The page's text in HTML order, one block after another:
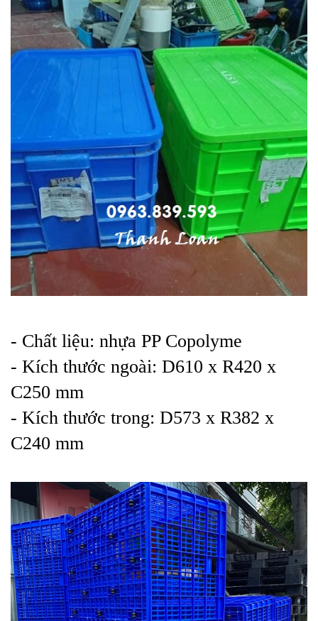
- Chất liệu: nhựa PP Copolyme
- Kích thước ngoài: D610 x R420 x
C250 mm
- Kích thước trong: D573 x R382 x
C240 mm